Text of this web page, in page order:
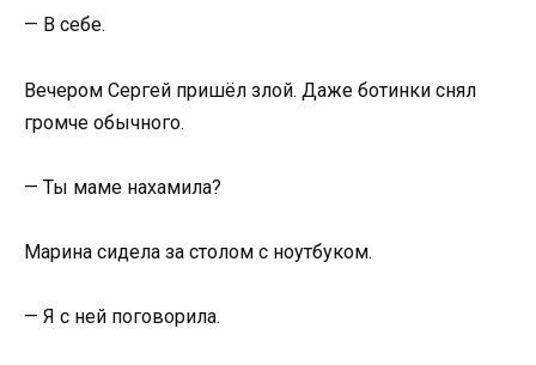
— В себе.
Вечером Сергей пришёл злой. Даже ботинки снял
громче обычного.
— Ты маме нахамила?
Марина сидела за столом с ноутбуком.
— Я с ней поговорила.